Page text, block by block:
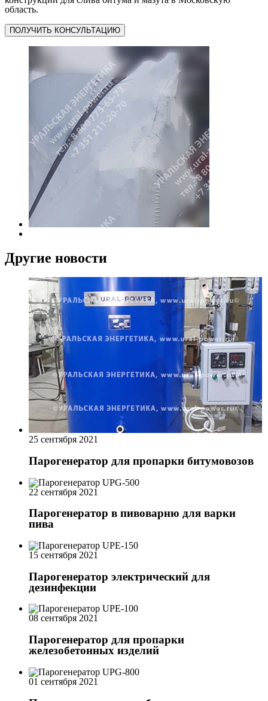
область.
ПОЛУЧИТЬ КОНСУЛЬТАЦИЮ
Другие новости
25 сентября 2021
Парогенератор для пропарки битумовозов
22 сентября 2021
Парогенератор в пивоварню для варки
пива
15 сентября 2021
Парогенератор электрический для
дезинфекции
08 сентября 2021
Парогенератор для пропарки
железобетонных изделий
01 сентября 2021